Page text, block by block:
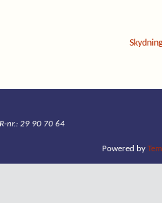
nr.: 29 90 70 64
Powered by